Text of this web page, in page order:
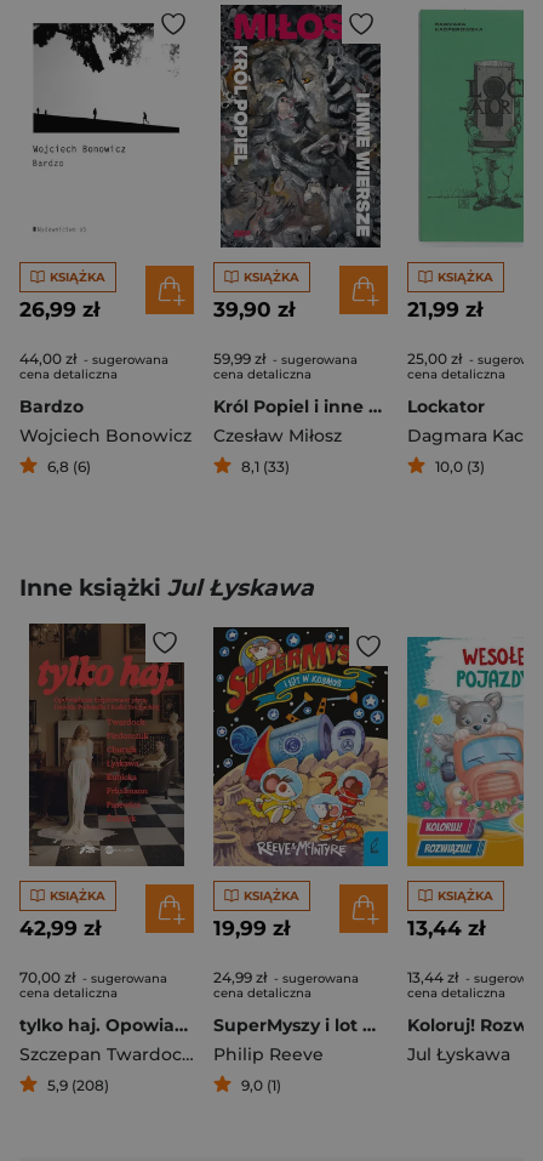
KSIĄŻKA
26,99 zł
44,00 zł - sugerowana
cena detaliczna
Bardzo
Wojciech Bonowicz
6,8 (6)
KSIĄŻKA
39,90 zł
59,99 zł - sugerowana
cena detaliczna
Król Popiel i inne wiersze
Czesław Miłosz
8,1 (33)
KSIĄŻKA
21,99 zł
25,00 zł -
cena detaliczna
Lockator
10,0 (3)
Inne książki Jul Łyskawa
KSIĄŻKA
42,99 zł
70,00 zł - sugerowana
cena detaliczna
tylko haj. Opowiadania inspirowane płytą Dawida Podsiadło i Kaśki Sochackiej
Szczepan Twardoch
Natalia Fiedorczuk Sylwia Chutnik,
5,9 (208)
KSIĄŻKA
19,99 zł
24,99 zł - sugerowana
cena detaliczna
SuperMyszy i lot w kosmos
Philip Reeve
9,0 (1)
KSIĄŻKA
13,44 zł
13,44 zł -
cena detaliczna
Jul Łyskawa